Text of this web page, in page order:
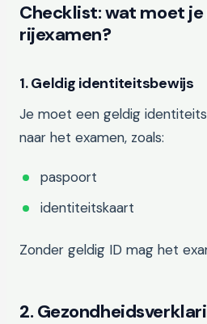
Checklist: wat moet je
rijexamen?
1. Geldig identiteitsbewijs
Je moet een geldig
naar het examen, zoals:
paspoort
identiteitskaart
Zonder geldig ID mag het
2.